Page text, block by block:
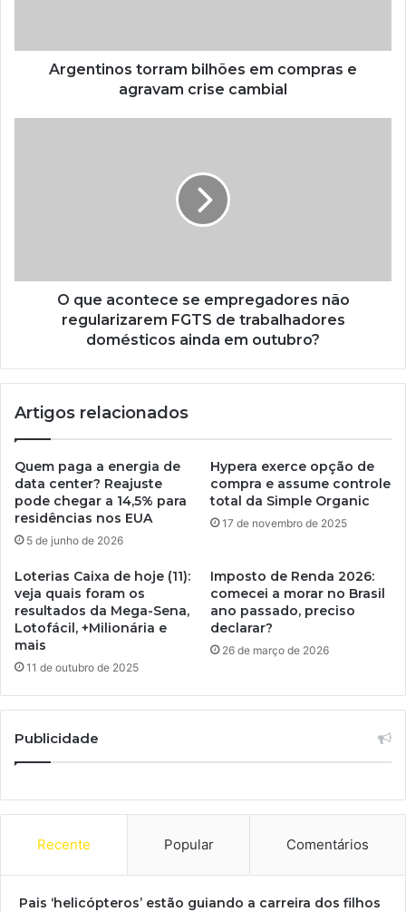
Argentinos torram bilhões em compras e
agravam crise cambial
O que acontece se empregadores não
regularizarem FGTS de trabalhadores
domésticos ainda em outubro?
Artigos relacionados
Quem paga a energia de
data center? Reajuste
pode chegar a 14,5% para
residências nos EUA
5 de junho de 2026
Hypera exerce opção de
compra e assume controle
total da Simple Organic
17 de novembro de 2025
Loterias Caixa de hoje (11):
veja quais foram os
resultados da Mega-Sena,
Lotofácil, +Milionária e
mais
11 de outubro de 2025
Imposto de Renda 2026:
comecei a morar no Brasil
ano passado, preciso
declarar?
26 de março de 2026
Publicidade
Recente Popular Comentários
Pais ‘helicópteros’ estão guiando a carreira dos filhos